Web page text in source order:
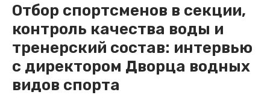
Отбор спортсменов в секции,
контроль качества воды и
тренерский состав: интервью
с директором Дворца водных
видов спорта